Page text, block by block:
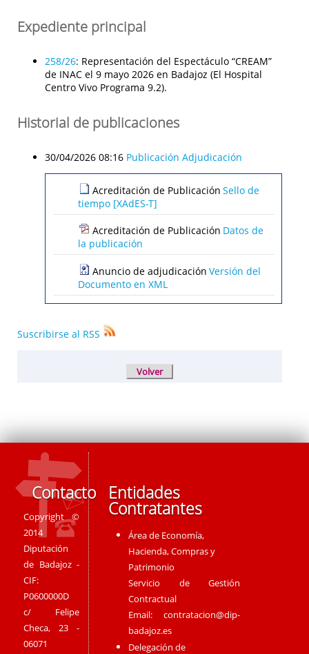
Expediente principal
258/26: Representación del Espectáculo “CREAM”
de INAC el 9 mayo 2026 en Badajoz (El Hospital
Centro Vivo Programa 9.2).
Historial de publicaciones
30/04/2026 08:16 Publicación Adjudicación
Acreditación de Publicación Sello de
tiempo [XAdES-T]
Acreditación de Publicación Datos de
la publicación
Anuncio de adjudicación Versión del
Documento en XML
Suscribirse al RSS
Contacto
Copyright ©
2014
Diputación
de Badajoz -
CIF:
P0600000D
c/ Felipe
Checa, 23 -
06071
Entidades
Contratantes
Área de Economía,
Hacienda, Compras y
Patrimonio
Servicio de Gestión
Contractual
Email:contratacion@dip-
badajoz.es
Delegación de